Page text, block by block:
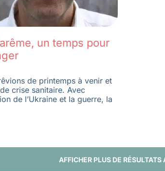
un temps pour
de printemps à venir et
crise sanitaire. Avec
de l’Ukraine et la guerre, la
AFFICHER PLUS DE RÉSULTATS